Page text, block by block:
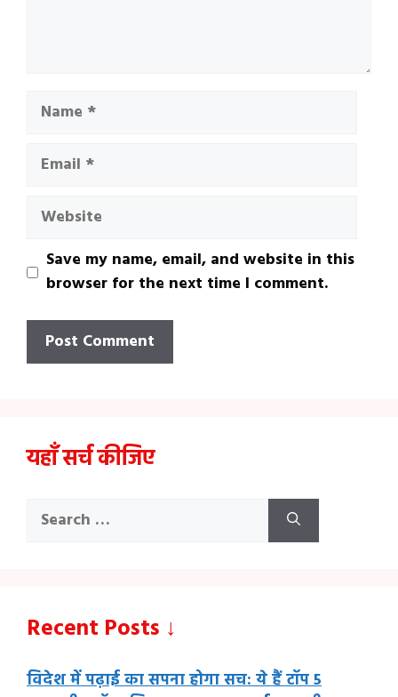
Name
Email
Website
Save my name, email, and website in this
browser for the next time I comment.
यहाँ सर्च कीजिए
Search
Recent Posts ↓
विदेश में पढ़ाई का सपना होगा सच: ये हैं टॉप 5